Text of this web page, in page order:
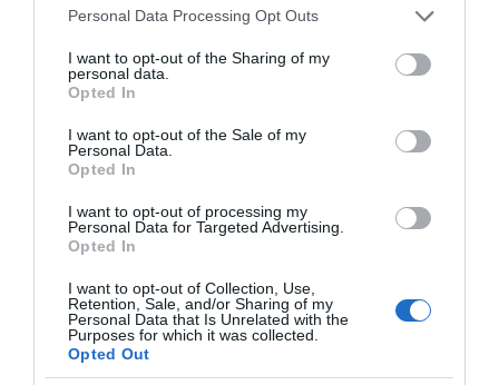
Please note that this website/app uses one or more Google
not limited to your visit or usage behaviour. You may click to
grant or deny consent to Google and its third-party tags to
use your data for below specified purposes in below Google
consent section.
Personal Data Processing Opt Outs
I want to opt-out of the Sharing of my
personal data.
Opted In
I want to opt-out of the Sale of my
Personal Data.
Opted In
I want to opt-out of processing my
Personal Data for Targeted Advertising.
Opted In
I want to opt-out of Collection, Use,
Retention, Sale, and/or Sharing of my
Personal Data that Is Unrelated with the
Purposes for which it was collected.
Opted Out
Megosztás: Facebook Twitter Pinterest
Címkék: férj, Demcsák Zsuzsa,eltűnés
találgatások
HASONLÓ BEJEGYZÉSEK